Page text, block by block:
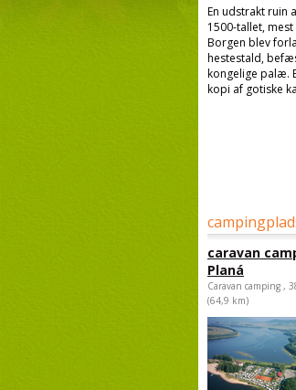
En udstrakt ruin
1500-tallet,
Borgen blev
hestestald,
kongelige palæ.
kopi af gotiske
caravan
Planá
Caravan camping ,
(64,9 km)